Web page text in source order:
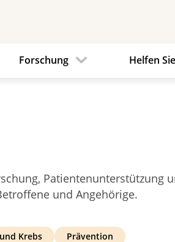
Forschung Helfen Sie
Patienten­unterstützung
und Angehörige.
Krebs Prävention